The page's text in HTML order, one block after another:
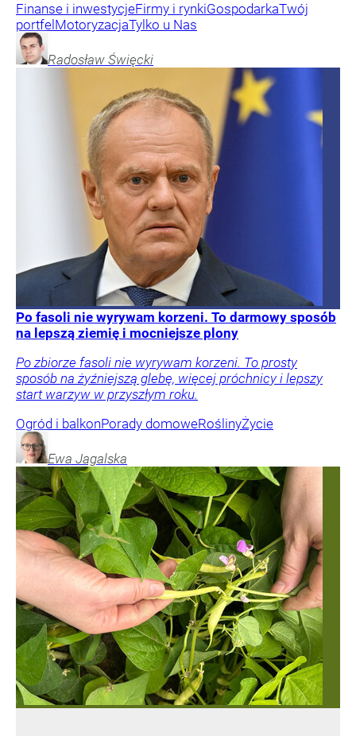
Finanse i inwestycjeFirmy i rynkiGospodarkaTwój
portfel MotoryzacjaTylko u Nas
Radosław Święcki
Po fasoli nie wyrywam korzeni. To darmowy sposób
na lepszą ziemię i mocniejsze plony
Po zbiorze fasoli nie wyrywam korzeni. To prosty
sposób na żyźniejszą glebę, więcej próchnicy i lepszy
start warzyw w przyszłym roku.
Ogród i balkonPorady domoweRoślinyŻycie
Ewa Jagalska